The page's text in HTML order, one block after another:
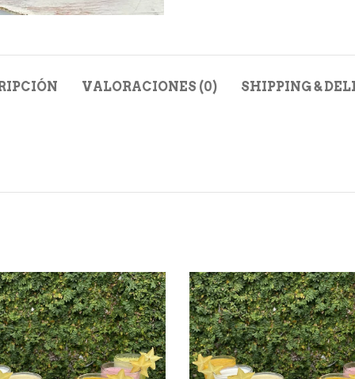
VALORACIONES (0) SHIPPING &